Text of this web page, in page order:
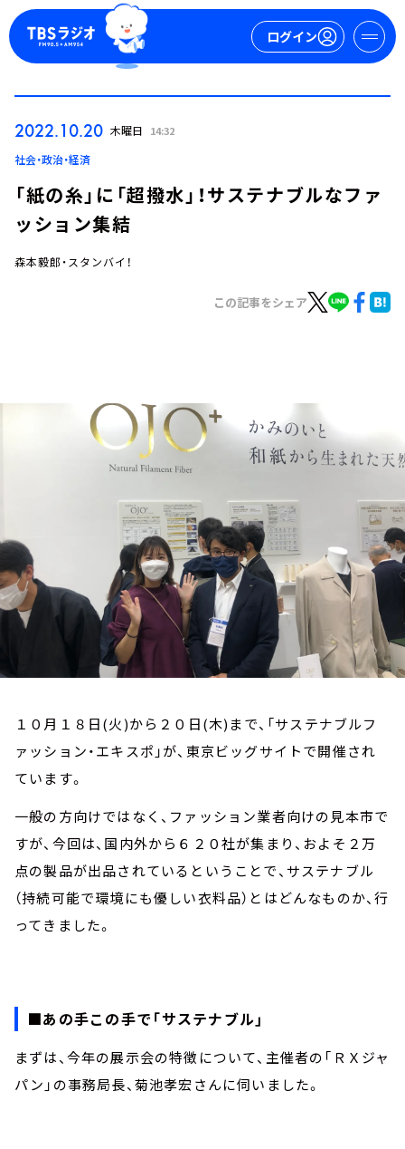
ログイン
お知らせ
イベント・グッズ
YouTube
2022.10.20 木曜日 14:32
社会・政治・経済
「紙の糸」に「超撥水」！サステナブルなファ
ッション集結
森本毅郎・スタンバイ！
この記事をシェア
１０月１８日(火)から２０日(木)まで、「サステナブルフ
ァッション・エキスポ」が、東京ビッグサイトで開催され
ています。
一般の方向けではなく、ファッション業者向けの見本市で
すが、今回は、国内外から６２０社が集まり、およそ２万
点の製品が出品されているということで、サステナブル
（持続可能で環境にも優しい衣料品）とはどんなものか、行
ってきました。
■あの手この手で「サステナブル」
まずは、今年の展示会の特徴について、主催者の「ＲＸジャ
パン」の事務局長、菊池孝宏さんに伺いました。